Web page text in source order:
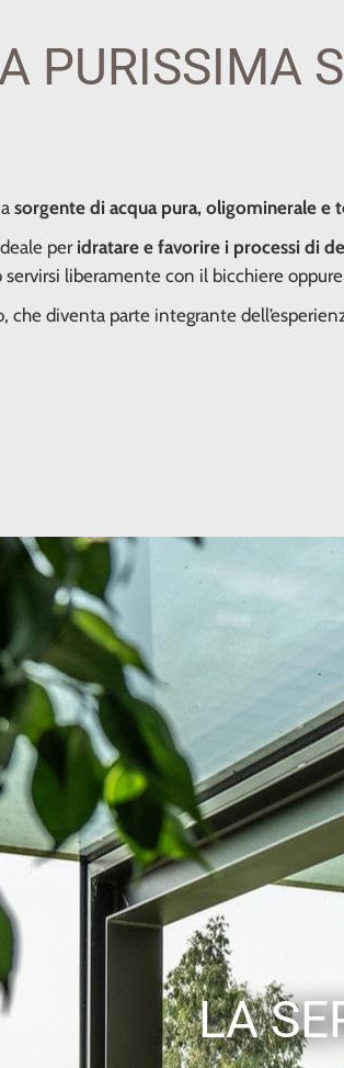
PURISSIMA
sorgente di acqua pura, oligominerale e
per idratare e favorire i processi di
liberamente con il bicchiere oppure
che diventa parte integrante
LA